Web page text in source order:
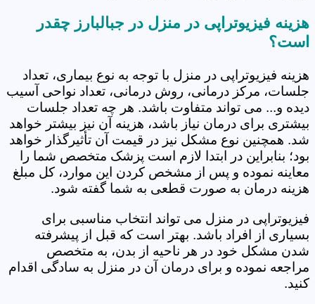
هزینه فیزیوتراپی در منزل در جبالبارز چقدر
است؟
هزینه فیزیوتراپی در منزل با توجه به نوع بیماری، تعداد
جلسات، مرکز درمانی، روش درمانی، تعداد نواحی آسیب
دیده و... می تواند متفاوت باشد. هر چه تعداد جلسات
بیشتری برای درمان نیاز باشد، هزینه آن نیز بیشتر خواهد
شد. همچنین نوع مشکل نیز در قیمت آن تأثیرگذار خواهد
بود؛ بنابراین در ابتدا لازم است پزشک متخصص شما را
معاینه نموده و پس از مشخص کردن این موارد، کل مبلغ
هزینه درمان به صورت قطعی به شما گفته شود.
فیزیوتراپی در منزل می تواند انتخاب مناسبی برای
بسیاری از افراد باشد. بهتر است که قبل از پیشرفته
شدن مشکل خود در هر ناحیه از بدن، به متخصص
مراجعه نموده و برای درمان آن در منزل به سادگی اقدام
کنید.